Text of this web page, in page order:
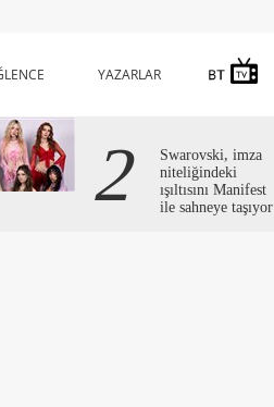
YAZARLAR
2
Swarovski, imza
niteliğindeki
ışıltısını Manifest
ile sahneye taşıyor